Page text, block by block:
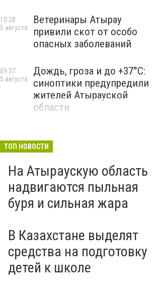
Ветеринары Атырау
привили скот от особо
опасных заболеваний
10:28
5 августа
Дождь, гроза и до +37°C:
синоптики предупредили
жителей Атырауской
области
09:37
5 августа
ТОП НОВОСТИ
На Атыраускую область
надвигаются пыльная
буря и сильная жара
В Казахстане выделят
средства на подготовку
детей к школе